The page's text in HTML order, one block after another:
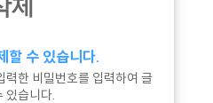
제
할 수 있습니다.
력한 비밀번호를 입력하여 글
있습니다.